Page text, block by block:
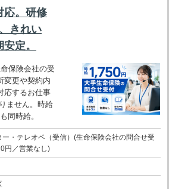
応。研修
きれい
定。
保険会社の受
変更や契約内
応するお仕事
ません。時給
同時給。
ー・テレオペ（受信）(生命保険会社の問合せ受
円／営業なし)